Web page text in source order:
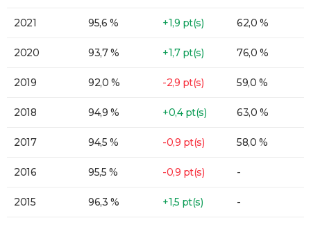
2021 95,6 % +1,9 pt(s) 62,0 %
2020 93,7 % +1,7 pt(s) 76,0 %
2019 92,0 % -2,9 pt(s) 59,0 %
2018 94,9 % +0,4 pt(s) 63,0 %
2017 94,5 % -0,9 pt(s) 58,0 %
2016 95,5 % -0,9 pt(s) -
2015 96,3 % +1,5 pt(s) -